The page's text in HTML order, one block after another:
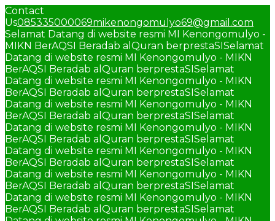
Contact
Us085335000069mikenongomulyo69@gmail.com
Selamat Datang di website resmi MI Kenongomulyo -
MIKN BerAQSI Beradab alQuran berprestaSISelamat
Datang di website resmi MI Kenongomulyo - MIKN
BerAQSI Beradab alQuran berprestaSISelamat
Datang di website resmi MI Kenongomulyo - MIKN
BerAQSI Beradab alQuran berprestaSISelamat
Datang di website resmi MI Kenongomulyo - MIKN
BerAQSI Beradab alQuran berprestaSISelamat
Datang di website resmi MI Kenongomulyo - MIKN
BerAQSI Beradab alQuran berprestaSISelamat
Datang di website resmi MI Kenongomulyo - MIKN
BerAQSI Beradab alQuran berprestaSISelamat
Datang di website resmi MI Kenongomulyo - MIKN
BerAQSI Beradab alQuran berprestaSISelamat
Datang di website resmi MI Kenongomulyo - MIKN
BerAQSI Beradab alQuran berprestaSISelamat